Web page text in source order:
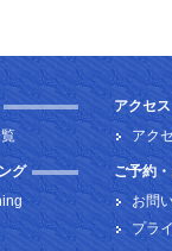
グ
アクセス
アク
ご予約
お問
プラ